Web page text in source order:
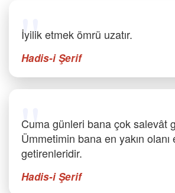
İyilik etmek ömrü uzatır.
Hadis-i Şerif
Cuma günleri bana çok salevât
Ümmetimin bana en yakın
getirenleridir.
Hadis-i Şerif